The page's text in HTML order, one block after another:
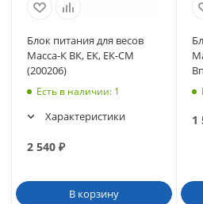
Блок питания для весов
Масса-К ВК, ЕК, ЕК-СМ
(200206)
Есть в наличии: 1
Характеристики
2 540 ₽
В корзину
1